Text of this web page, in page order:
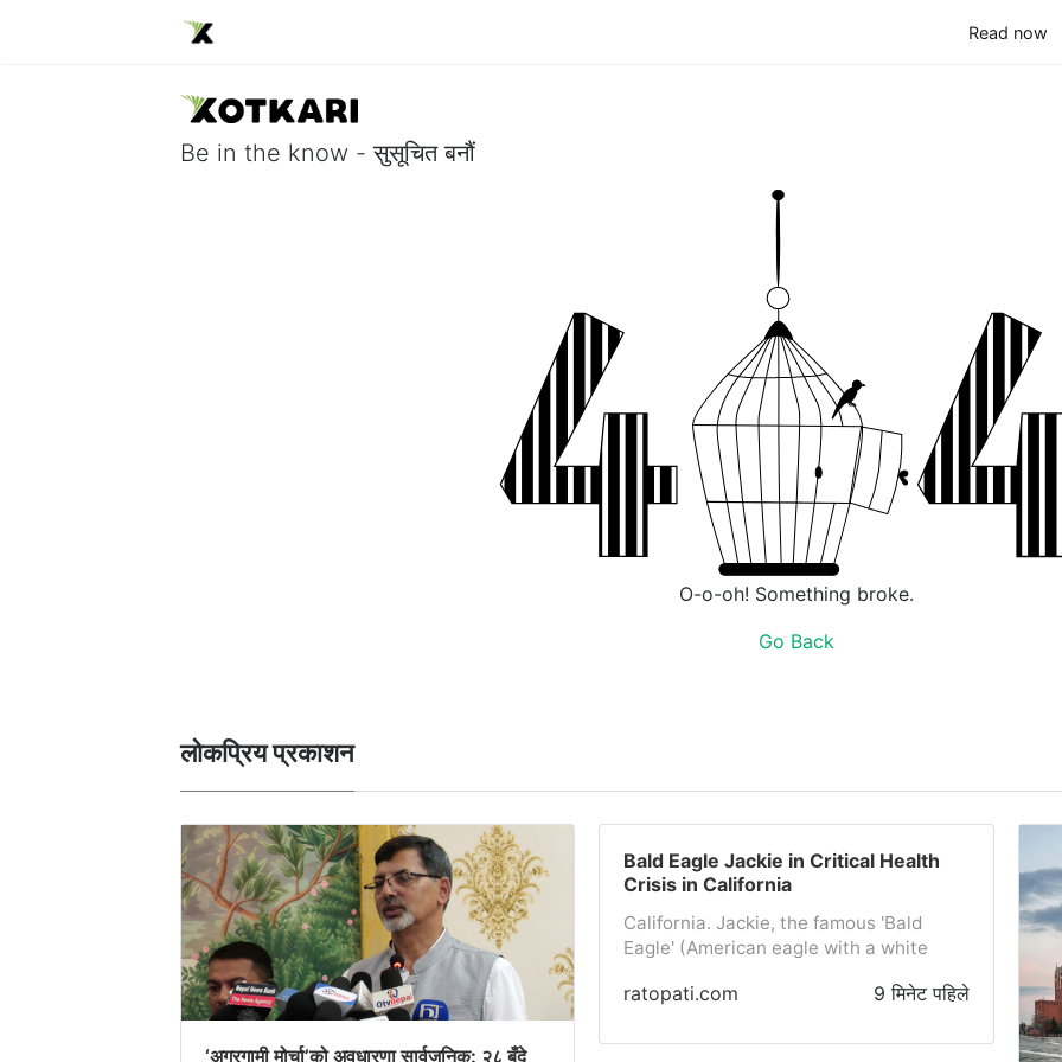
Read now
Be in the know - सुसूचित बनौं
O-o-oh! Something broke.
Go Back
लोकप्रिय प्रकाशन
‘अग्रगामी मोर्चा’को अवधारणा सार्वजनिक: २८ बुँदे
Bald Eagle Jackie in Critical Health
Crisis in California
California. Jackie, the famous 'Bald
Eagle' (American eagle with a white
years through live cameras in
serious health crisis. Although there has
ratopati.com 9 मिनेट पहिले